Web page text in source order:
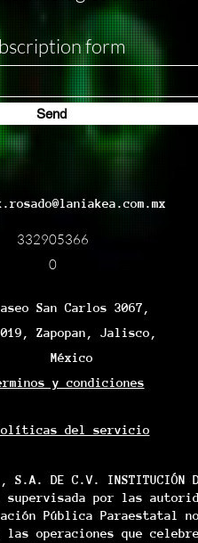
form
Send
332905366
0
San Carlos 3067,
Zapopan, Jalisco,
México
y condiciones
del servicio
C.V. INSTITUCIÓN DE
y supervisada por las
Pública Paraestatal
que celebren